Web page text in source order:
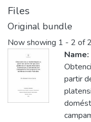
Files
Original bundle
Now showing 1 - 2 of 2
Name:
partir